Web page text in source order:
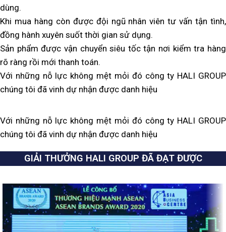
dùng.
Khi mua hàng còn được đội ngũ nhân viên tư vấn tận tình,
đồng hành xuyên suốt thời gian sử dụng.
Sản phẩm được vận chuyển siêu tốc tận nơi kiểm tra hàng
rõ ràng rồi mới thanh toán.
Với những nỗ lực không mệt mỏi đó công ty HALI GROUP
chúng tôi đã vinh dự nhận được danh hiệu
Với những nỗ lực không mệt mỏi đó công ty HALI GROUP
chúng tôi đã vinh dự nhận được danh hiệu
GIẢI THƯỞNG HALI GROUP ĐÃ ĐẠT ĐƯỢC